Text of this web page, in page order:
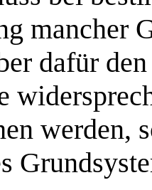
mancher
dafür
werden,